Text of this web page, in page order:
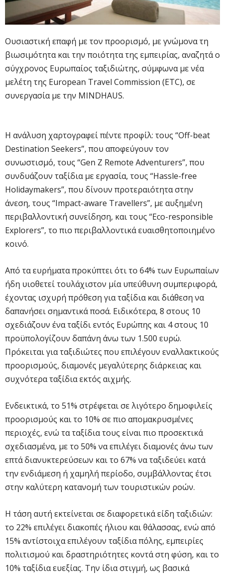
Ουσιαστική επαφή με τον προορισμό, με γνώμονα τη
βιωσιμότητα και την ποιότητα της εμπειρίας, αναζητά ο
σύγχρονος Ευρωπαίος ταξιδιώτης, σύμφωνα με νέα
μελέτη της European Travel Commission (ETC), σε
συνεργασία με την MINDHAUS.
Η ανάλυση χαρτογραφεί πέντε προφίλ: τους “Off-beat
Destination Seekers”, που αποφεύγουν τον
συνωστισμό, τους “Gen Z Remote Adventurers”, που
συνδυάζουν ταξίδια με εργασία, τους “Hassle-free
Holidaymakers”, που δίνουν προτεραιότητα στην
άνεση, τους “Impact-aware Travellers”, με αυξημένη
περιβαλλοντική συνείδηση, και τους “Eco-responsible
Explorers”, το πιο περιβαλλοντικά ευαισθητοποιημένο
κοινό.
Από τα ευρήματα προκύπτει ότι το 64% των Ευρωπαίων
ήδη υιοθετεί τουλάχιστον μία υπεύθυνη συμπεριφορά,
έχοντας ισχυρή πρόθεση για ταξίδια και διάθεση να
δαπανήσει σημαντικά ποσά. Ειδικότερα, 8 στους 10
σχεδιάζουν ένα ταξίδι εντός Ευρώπης και 4 στους 10
προϋπολογίζουν δαπάνη άνω των 1.500 ευρώ.
Πρόκειται για ταξιδιώτες που επιλέγουν εναλλακτικούς
προορισμούς, διαμονές μεγαλύτερης διάρκειας και
συχνότερα ταξίδια εκτός αιχμής.
Ενδεικτικά, το 51% στρέφεται σε λιγότερο δημοφιλείς
προορισμούς και το 10% σε πιο απομακρυσμένες
περιοχές, ενώ τα ταξίδια τους είναι πιο προσεκτικά
σχεδιασμένα, με το 50% να επιλέγει διαμονές άνω των
επτά διανυκτερεύσεων και το 67% να ταξιδεύει κατά
την ενδιάμεση ή χαμηλή περίοδο, συμβάλλοντας έτσι
στην καλύτερη κατανομή των τουριστικών ροών.
Η τάση αυτή εκτείνεται σε διαφορετικά είδη ταξιδιών:
το 22% επιλέγει διακοπές ήλιου και θάλασσας, ενώ από
15% αντίστοιχα επιλέγουν ταξίδια πόλης, εμπειρίες
πολιτισμού και δραστηριότητες κοντά στη φύση, και το
10% ταξίδια ευεξίας. Την ίδια στιγμή, ως βασικά